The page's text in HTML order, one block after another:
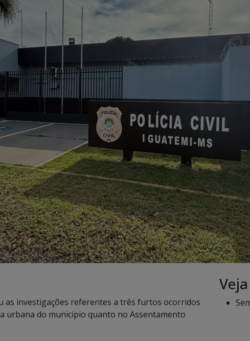
as investigações referentes a três furtos ocorridos
urbana do município quanto no Assentamento